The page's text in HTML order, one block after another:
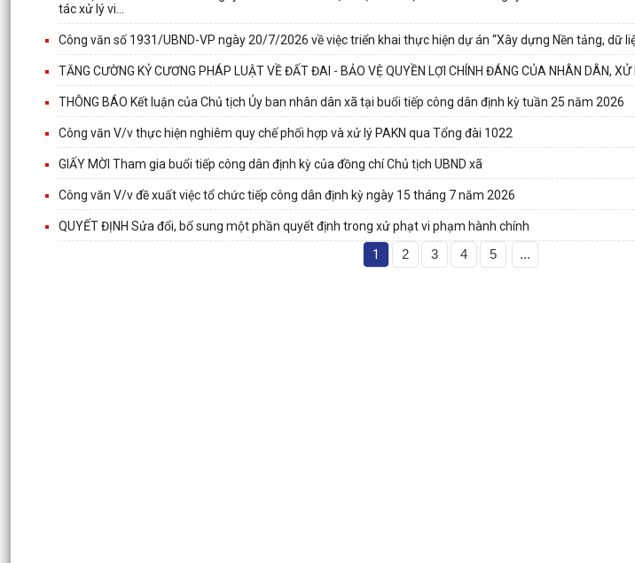
tác xử lý vi...
Công văn số 1931/UBND-VP ngày 20/7/2026 về việc triển khai thực hiện dự án “Xây dựng Nền tảng, dữ
TĂNG CƯỜNG KỶ CƯƠNG PHÁP LUẬT VỀ ĐẤT ĐAI - BẢO VỆ QUYỀN LỢI CHÍNH ĐÁNG CỦA NHÂN DÂN, XỬ
THÔNG BÁO Kết luận của Chủ tịch Ủy ban nhân dân xã tại buổi tiếp công dân định kỳ tuần 25 năm 2026
Công văn V/v thực hiện nghiêm quy chế phối hợp và xử lý PAKN qua Tổng đài 1022
GIẤY MỜI Tham gia buổi tiếp công dân định kỳ của đồng chí Chủ tịch UBND xã
Công văn V/v đề xuất việc tổ chức tiếp công dân định kỳ ngày 15 tháng 7 năm 2026
QUYẾT ĐỊNH Sửa đổi, bổ sung một phần quyết định trong xử phạt vi phạm hành chính
1 2 3 4 5 ...